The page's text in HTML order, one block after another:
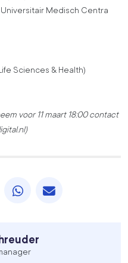
Medisch Centra
Sciences & Health)
voor 11 maart 18:00 contact
in een nieuw tabblad
Facebook. opent in een nieuw
Deel via LinkedIn. opent in een
Deel via WhatsApp.